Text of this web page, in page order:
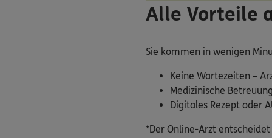
Alle Vorteile
Sie kommen in wenigen
Keine Wartezeiten –
Medizinische
Digitales Rezept oder
*Der Online-Arzt